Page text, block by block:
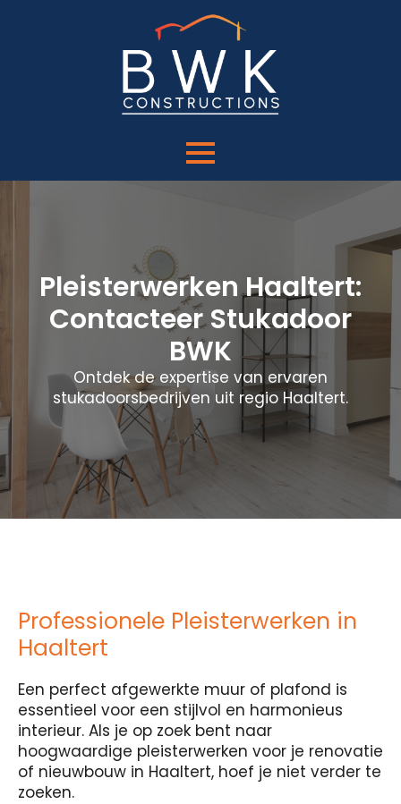
Pleisterwerken Haaltert:
Contacteer Stukadoor
BWK
Ontdek de expertise van ervaren
stukadoorsbedrijven uit regio Haaltert.
Professionele Pleisterwerken in
Haaltert
Een perfect afgewerkte muur of plafond is
essentieel voor een stijlvol en harmonieus
interieur. Als je op zoek bent naar
hoogwaardige pleisterwerken voor je renovatie
of nieuwbouw in Haaltert, hoef je niet verder te
zoeken.